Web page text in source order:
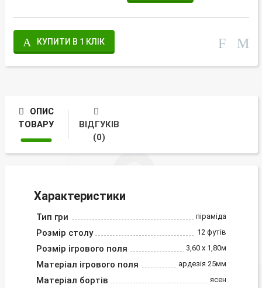
КУПИТИ В 1 КЛІК
ОПИС
ТОВАРУ
ВІДГУКІВ
(0)
Характеристики
Тип гри піраміда
Розмір столу 12 футів
Розмір ігрового поля 3,60 х 1,80м
Матеріал ігрового поля ардезія 25мм
Матеріал бортів ясен